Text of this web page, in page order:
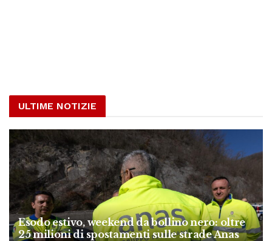
ULTIME NOTIZIE
Esodo estivo, weekend da bollino nero: oltre
25 milioni di spostamenti sulle strade Anas